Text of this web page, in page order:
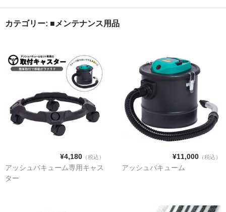
JØTUL(ヨツール)
バーモントキャスティングス
クワドラファイア
カテゴリー: ■メンテナンス用品
¥4,180（税込）
アッシュバキューム専用キャス
ター
¥11,000（税込）
アッシュバキューム